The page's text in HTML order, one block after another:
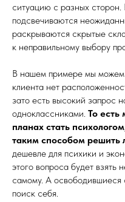
ситуацию с разных
подсвечиваются
раскрываются скрытые
к неправильному выбору
В нашем примере мы можем
клиента нет
зато есть высокий запрос
одноклассниками. То есть
планах стать
таким способом решить
дешевле для психики и
этого вопроса будет взять
самому. А освободившиеся
поиск себя.